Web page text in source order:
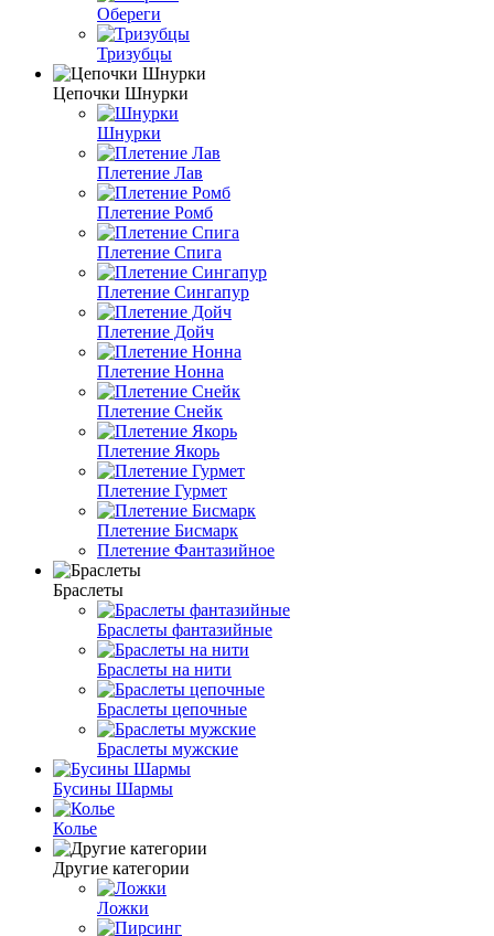
Обереги
Тризубцы
Цепочки Шнурки
Шнурки
Плетение Лав
Плетение Ромб
Плетение Спига
Плетение Сингапур
Плетение Дойч
Плетение Нонна
Плетение Снейк
Плетение Якорь
Плетение Гурмет
Плетение Бисмарк
Плетение Фантазийное
Браслеты
Браслеты фантазийные
Браслеты на нити
Браслеты цепочные
Браслеты мужские
Бусины Шармы
Колье
Другие категории
Ложки